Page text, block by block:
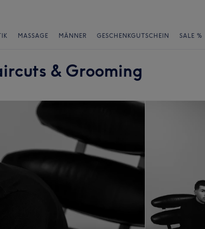
MASSAGE MÄNNER GESCHENKGUTSCHEIN SALE %
& Grooming